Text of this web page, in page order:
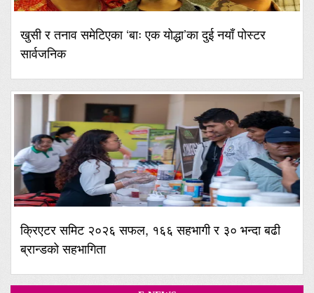
खुसी र तनाव समेटिएका ‘बाः एक योद्धा’का दुई नयाँ पोस्टर
सार्वजनिक
क्रिएटर समिट २०२६ सफल, १६६ सहभागी र ३० भन्दा बढी
ब्रान्डको सहभागिता